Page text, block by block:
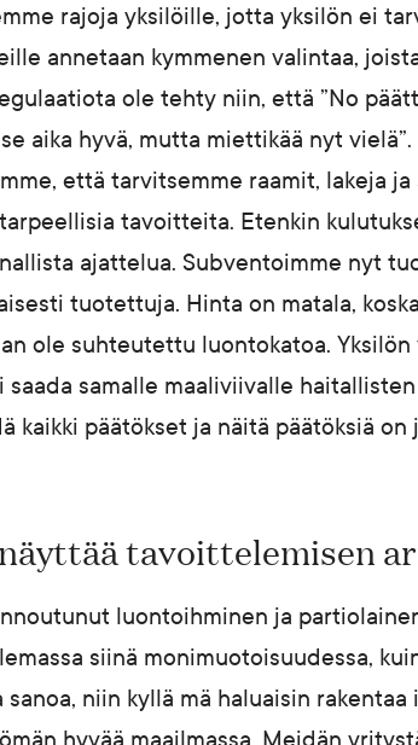
rajoja yksilöille, jotta yksilön ei
annetaan kymmenen valintaa,
ole tehty niin, että ”No
aika hyvä, mutta miettikää nyt
että tarvitsemme raamit, lakeja
tavoitteita. Etenkin
ajattelua. Subventoimme nyt
tuotettuja. Hinta on matala,
ole suhteutettu luontokatoa.
samalle maaliviivalle
kaikki päätökset ja näitä päätöksiä on
tavoittelemisen
luontoihminen ja
siinä monimuotoisuudessa,
niin kyllä mä haluaisin rakentaa